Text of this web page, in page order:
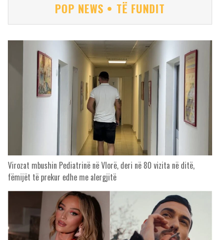
POP NEWS • TË FUNDIT
Virozat mbushin Pediatrinë në Vlorë, deri në 80 vizita në ditë,
fëmijët të prekur edhe me alergjitë